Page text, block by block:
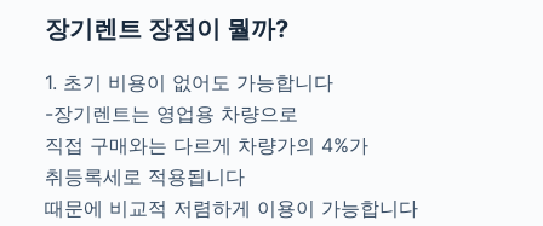
장기렌트 장점이 뭘까?
1. 초기 비용이 없어도 가능합니다
-장기렌트는 영업용 차량으로
직접 구매와는 다르게 차량가의 4%가
취등록세로 적용됩니다
때문에 비교적 저렴하게 이용이 가능합니다